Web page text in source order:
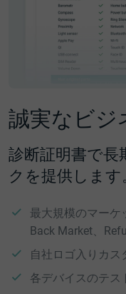
誠実なビジ
診断証明書で長
クを提供します
最大規模のマーケ
Back Market、
自社ロゴ入りカス
各デバイスのテス